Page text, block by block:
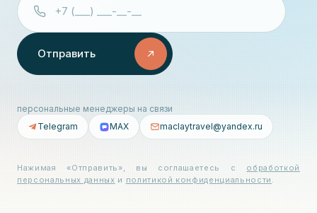
Отправить
персональные менеджеры на связи
Telegram
MAX maclaytravel@yandex.ru
Нажимая «Отправить», вы соглашаетесь с
обработкой
персональных данных и политикой конфиденциальности .